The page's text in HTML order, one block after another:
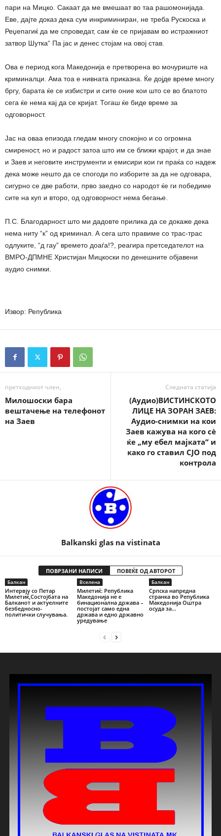
пари на Мицко. Сакаат да ме вмешаат во таа рашомонијада.
Еве, дајте доказ дека сум инкриминиран, не треба Рускоска и
Реџепагиќ да ме спроведат, сам ќе се пријавам во истражниот
затвор Шутка“ Па јас и денес стојам на овој став.
Ова е период кога Македонија е претворена во мочуриште на
криминалци. Ама тоа е нивната приказна. Ќе дојде време многу
бргу, барата ќе се избистри и сите оние кои што се во блатото
сега ќе нема кај да се кријат. Тогаш ќе биде време за
одговорност.
Јас на оваа епизода гледам многу спокојно и со огромна
смиреност, но и радост затоа што им се ближи крајот, и да знае
и Заев и неговите инструменти и емисири кои ги праќа со надеж
дека може нешто да се спогоди по изборите за да не одговара,
сигурно се две работи, прво заедно со народот ќе ги победиме
сите на куп и второ, од одговорност нема бегање.
П.С. Благодарност што ми дадовте прилика да се докаже дека
нема ниту “к” од криминал. А сега што правиме со трас-трас
одлуките, “д гау” времето доаѓа!?, реагира претседателот на
ВМРО-ДПМНЕ Христијан Мицкоски по денешните објавени
аудио снимки.
Извор: Република
претходниот член,
Милошоски бара
вештачење на телефонот
на Заев
Следната статија
(Аудио)ВИСТИНСКОТО
ЛИЦЕ НА ЗОРАН ЗАЕВ:
Аудио-снимки на кои
Заев кажува на кого сѐ
ќе „му ебел мајката“ и
како го ставил СЈО под
контрола
Balkanski glas na vistinata
ПОВРЗАНИ НАПИСИ ПОВЕЌЕ ОД АВТОРОТ
Балкан
Интервју со Петар
Милетиќ,Состојбата на
Балканот и актуелните
безбедносно-
политички случувања.
Вселена
Милетиќ: Република
Македонија не е
бинационална држава –
постојат само една
држава и едно државно
уредување
Балкан
Српска напредна
странка во Република
Македонија Оштра
осуда за...